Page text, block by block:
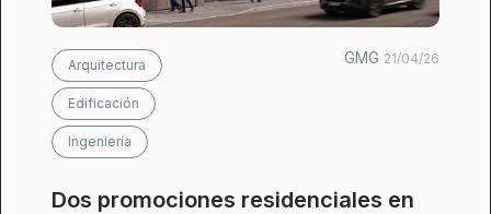
Arquitectura
Edificación
Ingeniería
GMG 21/04/26
Dos promociones residenciales en